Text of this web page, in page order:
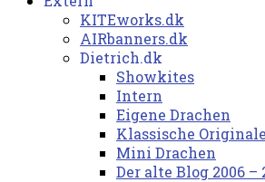
KITEworks.dk
AIRbanners.dk
Dietrich.dk
Showkites
Intern
Eigene Drachen
Klassische Originale
Mini Drachen
Der alte Blog 2006 –